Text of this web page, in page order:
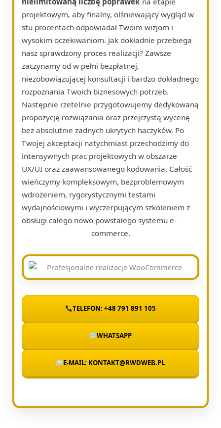
projektowym, aby finalny, olśniewający wygląd w
stu procentach odpowiadał Twoim wizjom i
wysokim oczekiwaniom. Jak dokładnie przebiega
nasz sprawdzony proces realizacji? Zawsze
zaczynamy od w pełni bezpłatnej,
niezobowiązującej konsultacji i bardzo dokładnego
rozpoznania Twoich biznesowych potrzeb.
Następnie rzetelnie przygotowujemy dedykowaną
propozycję rozwiązania oraz przejrzystą wycenę
bez absolutnie żadnych ukrytych haczyków. Po
Twojej akceptacji natychmiast przechodzimy do
intensywnych prac projektowych w obszarze
UX/UI oraz zaawansowanego kodowania. Całość
wieńczymy kompleksowym, bezproblemowym
wdrożeniem, rygorystycznymi testami
wydajnościowymi i wyczerpującym szkoleniem z
obsługi całego nowo powstałego systemu e-
commerce.
TELEFON: +48 791 891 105
WHATSAPP
E-MAIL: KONTAKT@RWDWEB.PL